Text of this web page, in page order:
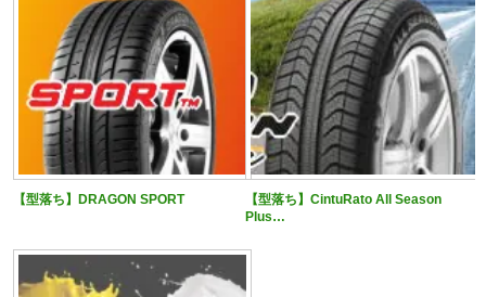
【型落ち】DRAGON SPORT
【型落ち】CintuRato All Season
Plus…